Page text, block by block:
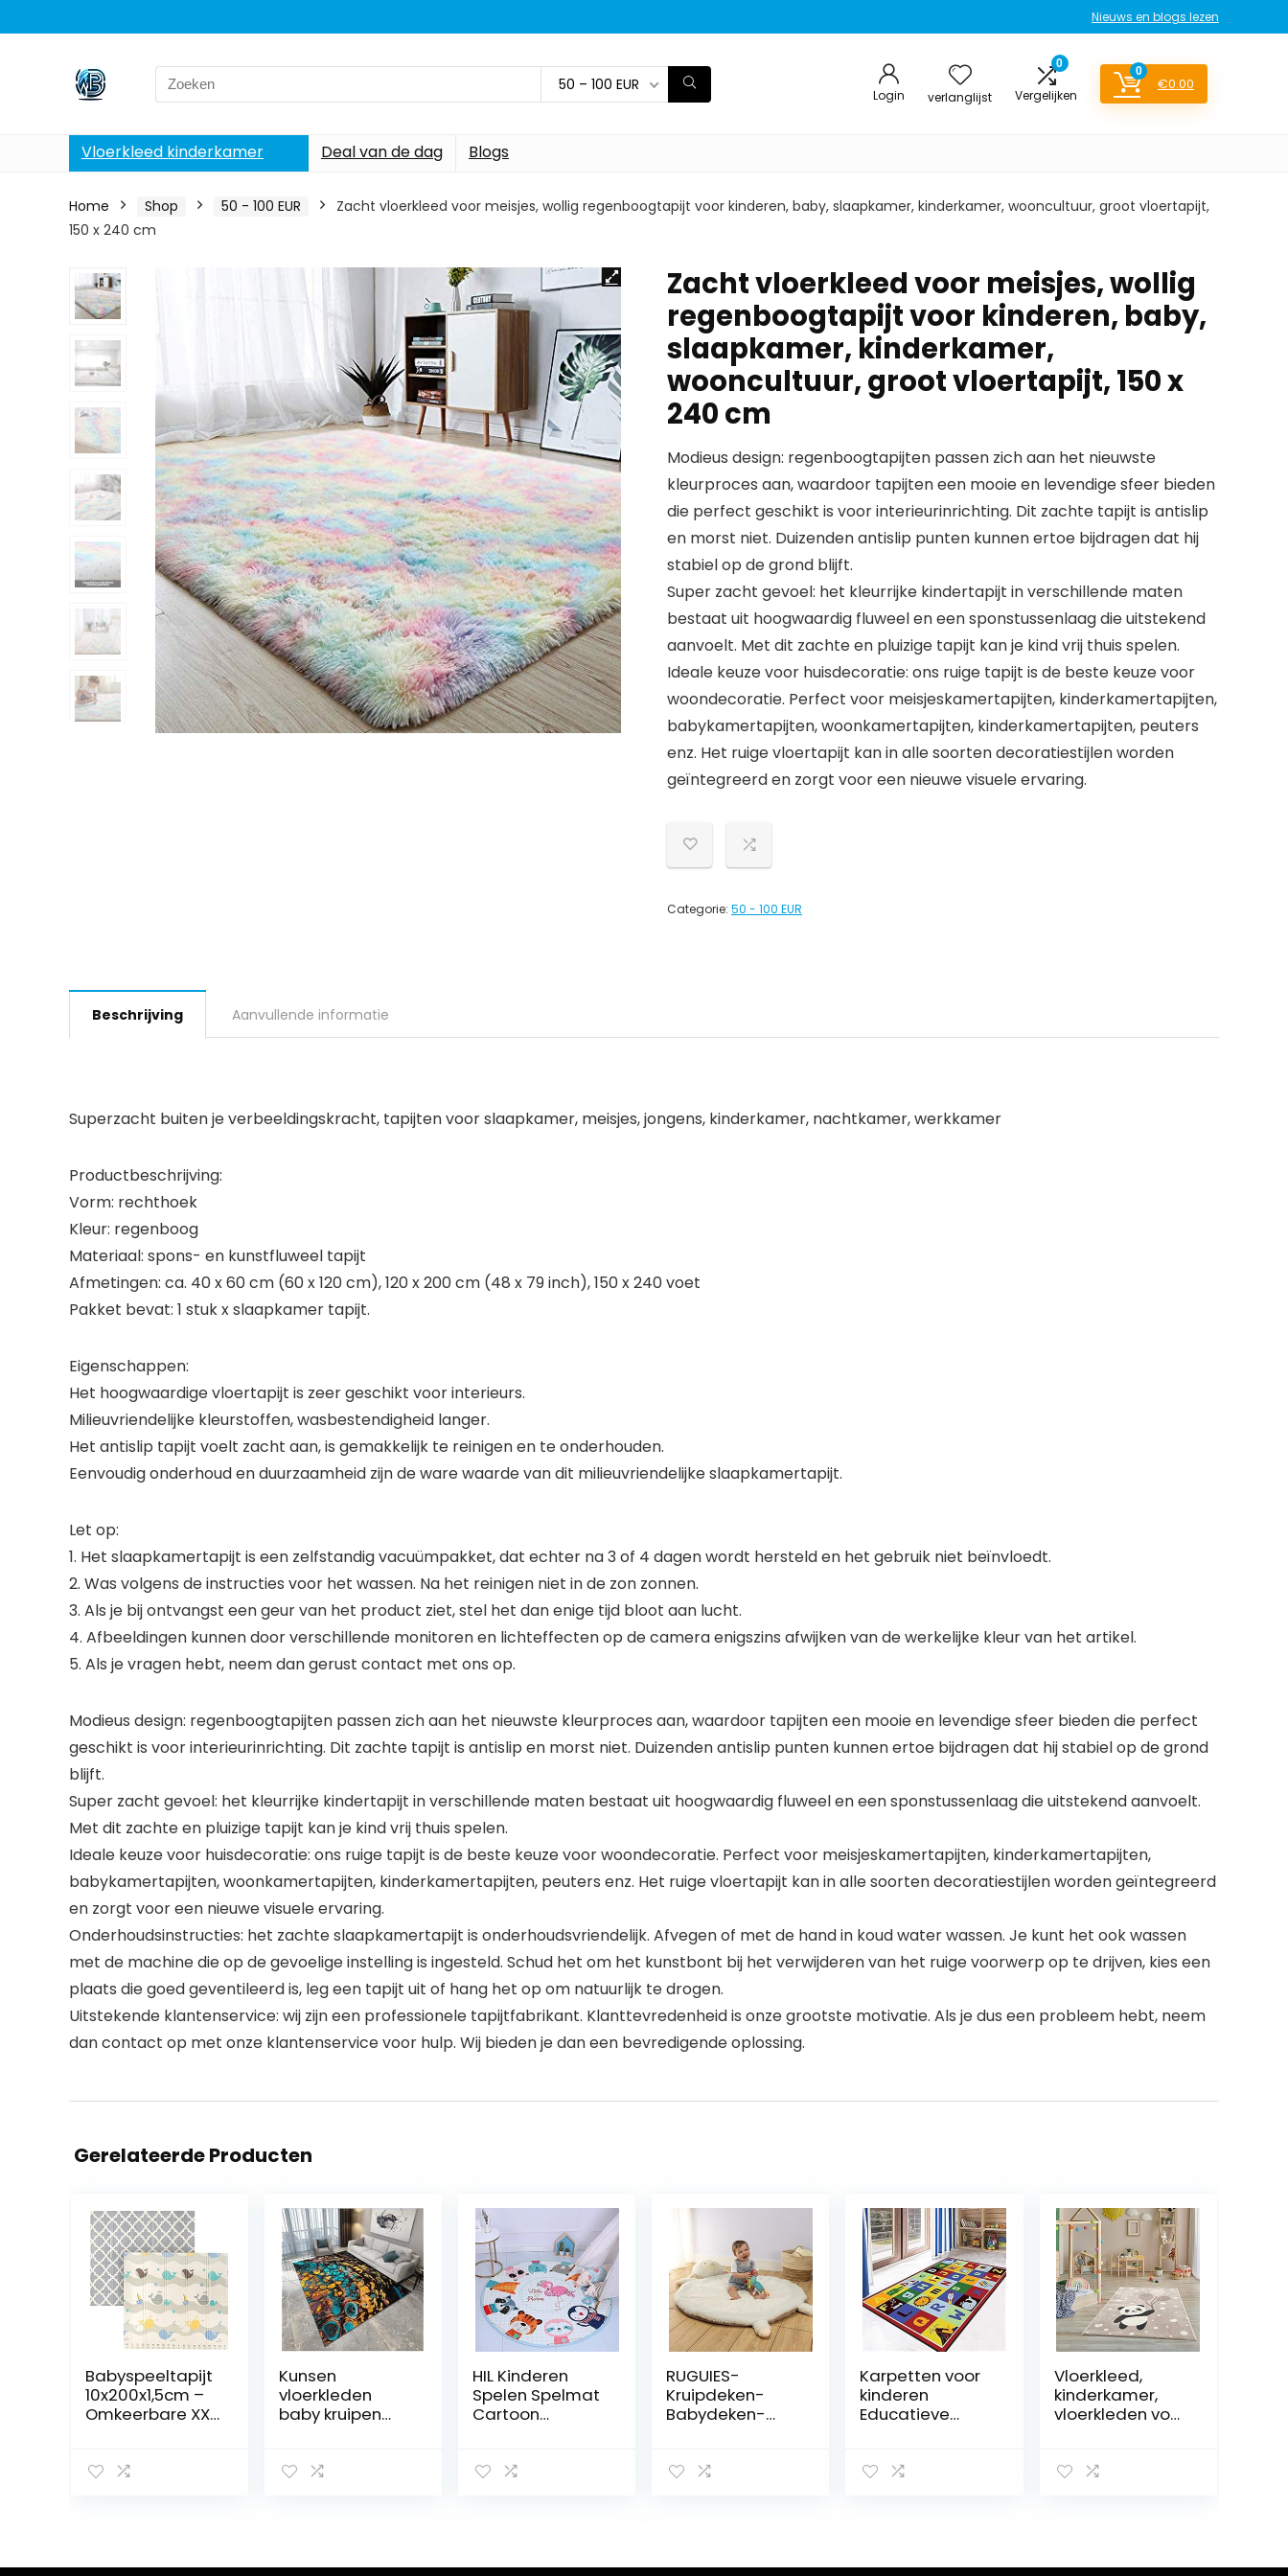
Nieuws en blogs lezen
Search
for:
50 – 100 EUR
Login verlanglijst
0
Vergelijken
0
€0.00
Vloerkleed kinderkamer Deal van de dag Blogs
Home Shop 50 - 100 EUR
Zacht vloerkleed voor meisjes, wollig regenboogtapijt voor kinderen, baby, slaapkamer, kinderkamer, wooncultuur, groot vloertapijt,
150 x 240 cm
Zacht vloerkleed voor meisjes, wollig
regenboogtapijt voor kinderen, baby,
slaapkamer, kinderkamer,
wooncultuur, groot vloertapijt, 150 x
240 cm
Modieus design: regenboogtapijten passen zich aan het nieuwste
kleurproces aan, waardoor tapijten een mooie en levendige sfeer bieden
die perfect geschikt is voor interieurinrichting. Dit zachte tapijt is antislip
en morst niet. Duizenden antislip punten kunnen ertoe bijdragen dat hij
stabiel op de grond blijft.
Super zacht gevoel: het kleurrijke kindertapijt in verschillende maten
bestaat uit hoogwaardig fluweel en een sponstussenlaag die uitstekend
aanvoelt. Met dit zachte en pluizige tapijt kan je kind vrij thuis spelen.
Ideale keuze voor huisdecoratie: ons ruige tapijt is de beste keuze voor
woondecoratie. Perfect voor meisjeskamertapijten, kinderkamertapijten,
babykamertapijten, woonkamertapijten, kinderkamertapijten, peuters
enz. Het ruige vloertapijt kan in alle soorten decoratiestijlen worden
geïntegreerd en zorgt voor een nieuwe visuele ervaring.
Categorie: 50 - 100 EUR
Beschrijving Aanvullende informatie
Superzacht buiten je verbeeldingskracht, tapijten voor slaapkamer, meisjes, jongens, kinderkamer, nachtkamer, werkkamer
Productbeschrijving:
Vorm: rechthoek
Kleur: regenboog
Materiaal: spons- en kunstfluweel tapijt
Afmetingen: ca. 40 x 60 cm (60 x 120 cm), 120 x 200 cm (48 x 79 inch), 150 x 240 voet
Pakket bevat: 1 stuk x slaapkamer tapijt.
Eigenschappen:
Het hoogwaardige vloertapijt is zeer geschikt voor interieurs.
Milieuvriendelijke kleurstoffen, wasbestendigheid langer.
Het antislip tapijt voelt zacht aan, is gemakkelijk te reinigen en te onderhouden.
Eenvoudig onderhoud en duurzaamheid zijn de ware waarde van dit milieuvriendelijke slaapkamertapijt.
Let op:
1. Het slaapkamertapijt is een zelfstandig vacuümpakket, dat echter na 3 of 4 dagen wordt hersteld en het gebruik niet beïnvloedt.
2. Was volgens de instructies voor het wassen. Na het reinigen niet in de zon zonnen.
3. Als je bij ontvangst een geur van het product ziet, stel het dan enige tijd bloot aan lucht.
4. Afbeeldingen kunnen door verschillende monitoren en lichteffecten op de camera enigszins afwijken van de werkelijke kleur van het artikel.
5. Als je vragen hebt, neem dan gerust contact met ons op.
Modieus design: regenboogtapijten passen zich aan het nieuwste kleurproces aan, waardoor tapijten een mooie en levendige sfeer bieden die perfect
geschikt is voor interieurinrichting. Dit zachte tapijt is antislip en morst niet. Duizenden antislip punten kunnen ertoe bijdragen dat hij stabiel op de grond
blijft.
Super zacht gevoel: het kleurrijke kindertapijt in verschillende maten bestaat uit hoogwaardig fluweel en een sponstussenlaag die uitstekend aanvoelt.
Met dit zachte en pluizige tapijt kan je kind vrij thuis spelen.
Ideale keuze voor huisdecoratie: ons ruige tapijt is de beste keuze voor woondecoratie. Perfect voor meisjeskamertapijten, kinderkamertapijten,
babykamertapijten, woonkamertapijten, kinderkamertapijten, peuters enz. Het ruige vloertapijt kan in alle soorten decoratiestijlen worden geïntegreerd
en zorgt voor een nieuwe visuele ervaring.
Onderhoudsinstructies: het zachte slaapkamertapijt is onderhoudsvriendelijk. Afvegen of met de hand in koud water wassen. Je kunt het ook wassen
met de machine die op de gevoelige instelling is ingesteld. Schud het om het kunstbont bij het verwijderen van het ruige voorwerp op te drijven, kies een
plaats die goed geventileerd is, leg een tapijt uit of hang het op om natuurlijk te drogen.
Uitstekende klantenservice: wij zijn een professionele tapijtfabrikant. Klanttevredenheid is onze grootste motivatie. Als je dus een probleem hebt, neem
dan contact op met onze klantenservice voor hulp. Wij bieden je dan een bevredigende oplossing.
Gerelateerde Producten
Babyspeeltapijt
10x200x1,5cm –
Omkeerbare XXL
Volwassen zijde
Opvouwbaar en
Kunsen
vloerkleden
baby kruipen
tapijt sofa
tapijt 80x120cm
HIL Kinderen
Spelen Spelmat
Cartoon
Kinderen Baby
Picknickmat
RUGUIES-
Kruipdeken-
Babydeken-
Playmat-
Pluche
Karpetten voor
kinderen
Educatieve
Alfabet ABC,
Vloermat voor
Vloerkleed,
kinderkamer,
vloerkleden voor
meisjes, beer,
120 x 170 cm